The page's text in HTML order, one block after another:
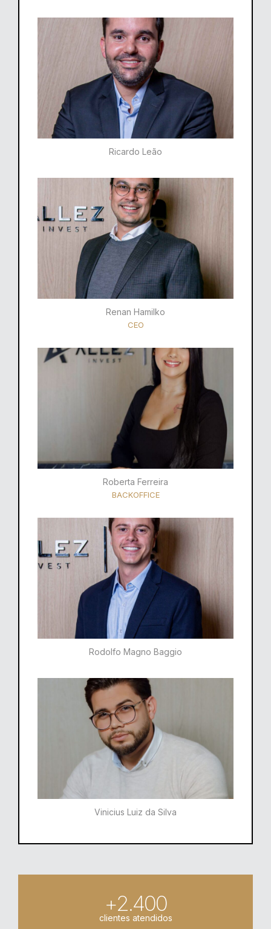
Ricardo Leão​
Renan Hamilko​
CEO
Roberta Ferreira
BACKOFFICE
Rodolfo Magno Baggio​​
Vinicius Luiz da Silva
+2.400
clientes atendidos